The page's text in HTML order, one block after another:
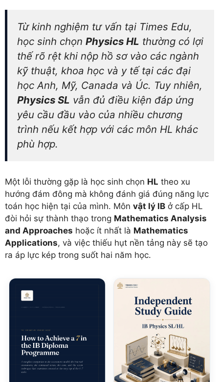
Từ kinh nghiệm tư vấn tại Times Edu,
học sinh chọn Physics HL thường có lợi
thế rõ rệt khi nộp hồ sơ vào các ngành
kỹ thuật, khoa học và y tế tại các đại
học Anh, Mỹ, Canada và Úc. Tuy nhiên,
Physics SL vẫn đủ điều kiện đáp ứng
yêu cầu đầu vào của nhiều chương
trình nếu kết hợp với các môn HL khác
phù hợp.
Một lỗi thường gặp là học sinh chọn HL theo xu
hướng đám đông mà không đánh giá đúng năng lực
toán học hiện tại của mình. Môn vật lý IB ở cấp HL
đòi hỏi sự thành thạo trong Mathematics Analysis
and Approaches hoặc ít nhất là Mathematics
Applications, và việc thiếu hụt nền tảng này sẽ tạo
ra áp lực kép trong suốt hai năm học.